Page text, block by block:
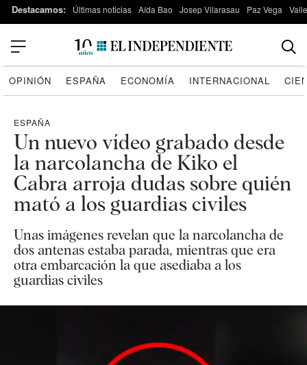
Destacamos: Últimas noticias Aída Bao Josep Vilarasau Paz Vega
OPINIÓN ESPAÑA ECONOMÍA INTERNACIONAL
ESPAÑA
Un nuevo vídeo grabado desde
la narcolancha de Kiko el
Cabra arroja dudas sobre quién
mató a los guardias civiles
Unas imágenes revelan que la narcolancha de
dos antenas estaba parada, mientras que era
otra embarcación la que asediaba a los
guardias civiles